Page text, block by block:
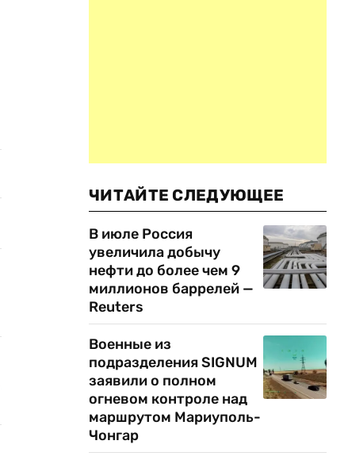
ЧИТАЙТЕ СЛЕДУЮЩЕЕ
В июле Россия
увеличила добычу
нефти до более чем 9
миллионов баррелей —
Reuters
Военные из
подразделения SIGNUM
заявили о полном
огневом контроле над
маршрутом Мариуполь-
Чонгар